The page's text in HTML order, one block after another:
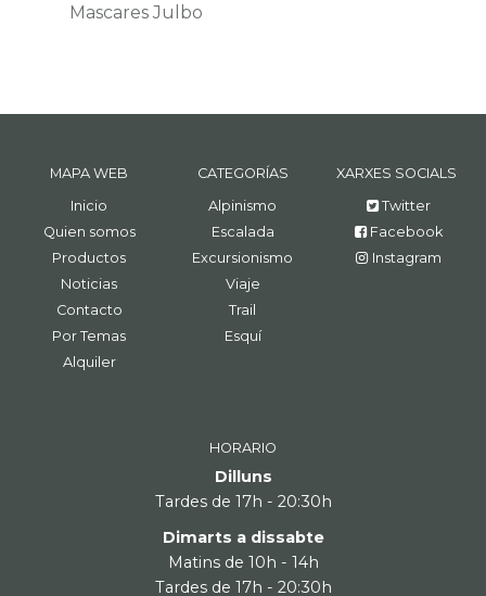
Mascares Julbo
MAPA WEB
Inicio
Quien somos
Productos
Noticias
Contacto
Por Temas
Alquiler
CATEGORÍAS
Alpinismo
Escalada
Excursionismo
Viaje
Trail
Esquí
XARXES SOCIALS
Twitter
Facebook
Instagram
HORARIO
Dilluns
Tardes de 17h - 20:30h
Dimarts a dissabte
Matins de 10h - 14h
Tardes de 17h - 20:30h